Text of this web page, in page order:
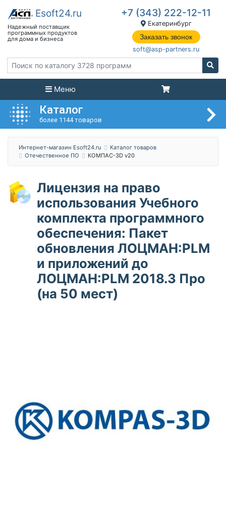
+7 (343) 222-12-11
Екатеринбург
Заказать звонок
soft@asp-partners.ru
Меню
Каталог
более 1144 товаров
Интернет-магазин Esoft24.ru
Каталог товаров
Отечественное ПО
КОМПАС-3D v20
Лицензия на право
использования Учебного
комплекта программного
обеспечения: Пакет
обновления ЛОЦМАН:PLM
и приложений до
ЛОЦМАН:PLM 2018.3 Про
(на 50 мест)